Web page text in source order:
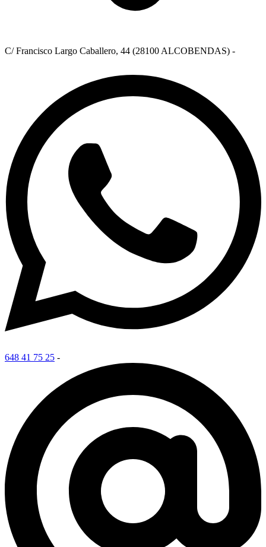
C/ Francisco Largo Caballero, 44 (28100 ALCOBENDAS) -
648 41 75 25 -